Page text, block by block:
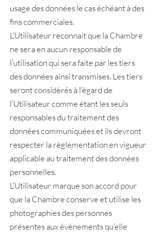
usage des données le cas échéant à des
fins commerciales.
L’Utilisateur reconnait que la Chambre
ne sera en aucun responsable de
l’utilisation qui sera faite par les tiers
des données ainsi transmises. Les tiers
seront considérés à l’égard de
l’Utilisateur comme étant les seuls
responsables du traitement des
données communiquées et ils devront
respecter la règlementation en vigueur
applicable au traitement des données
personnelles.
L’Utilisateur marque son accord pour
que la Chambre conserve et utilise les
photographies des personnes
présentes aux évènements qu’elle